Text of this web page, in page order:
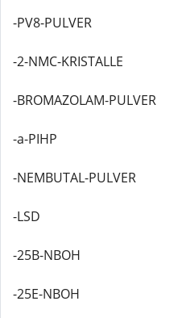
-PV8-PULVER
-2-NMC-KRISTALLE
-BROMAZOLAM-PULVER
-a-PIHP
-NEMBUTAL-PULVER
-LSD
-25B-NBOH
-25E-NBOH